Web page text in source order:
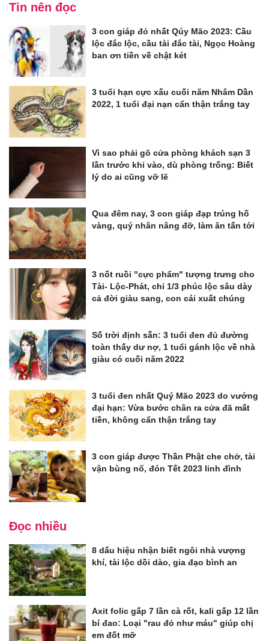
Tin nên đọc
3 con giáp đỏ nhất Qúy Mão 2023: Cầu
lộc đắc lộc, cầu tài đắc tài, Ngọc Hoàng
ban ơn tiền về chật két
3 tuổi hạn cực xấu cuối năm Nhâm Dần
2022, 1 tuổi đại nạn cẩn thận trắng tay
Vì sao phải gõ cửa phòng khách sạn 3
lần trước khi vào, dù phòng trống: Biết
lý do ai cũng vỡ lẽ
Qua đêm nay, 3 con giáp đạp trúng hố
vàng, quý nhân nâng đỡ, làm ăn tấn tới
3 nốt ruồi "cực phẩm" tượng trưng cho
Tài- Lộc-Phát, chỉ 1/3 phúc lộc sâu dày
cả đời giàu sang, con cái xuất chúng
Số trời định sẵn: 3 tuổi đen đủ đường
toàn thấy dư nợ, 1 tuổi gánh lộc về nhà
giàu có cuối năm 2022
3 tuổi đen nhất Quý Mão 2023 do vướng
đại hạn: Vừa bước chân ra cửa đã mất
tiền, không cẩn thận trắng tay
3 con giáp được Thần Phật che chở, tài
vận bùng nổ, đón Tết 2023 linh đình
Đọc nhiều
8 dấu hiệu nhận biết ngôi nhà vượng
khí, tài lộc dồi dào, gia đạo bình an
Axit folic gấp 7 lần cà rốt, kali gấp 12 lần
bí đao: Loại "rau đỏ như máu" giúp chị
em đốt mỡ